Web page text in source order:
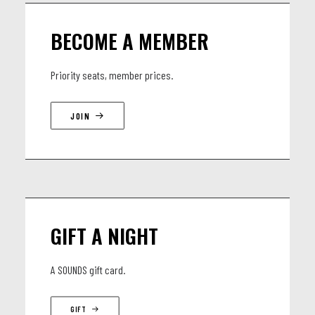
BECOME A MEMBER
Priority seats, member prices.
JOIN
GIFT A NIGHT
A SOUNDS gift card.
GIFT